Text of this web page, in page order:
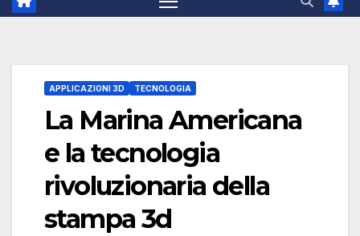
APPLICAZIONI 3D TECNOLOGIA
La Marina Americana
e la tecnologia
rivoluzionaria della
stampa 3d